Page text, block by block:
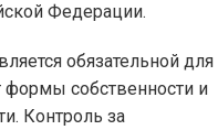
Федерации.
обязательной для
формы собственности и
Контроль за